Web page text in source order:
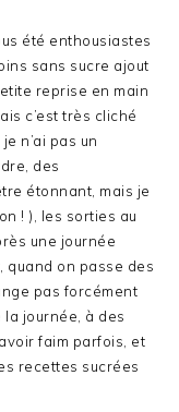
été enthousiastes
sans sucre ajout
reprise en main
c’est très cliché
n’ai pas un
des
étonnant, mais je
! ), les sorties au
une journée
quand on passe des
pas forcément
journée, à des
faim parfois, et
recettes sucrées